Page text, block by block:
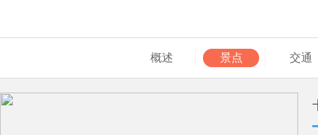
概述 景点 交通